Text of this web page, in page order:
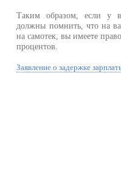
Таким образом, если у
должны помнить, что на
на самотек, вы имеете
процентов.
Заявление о задержке